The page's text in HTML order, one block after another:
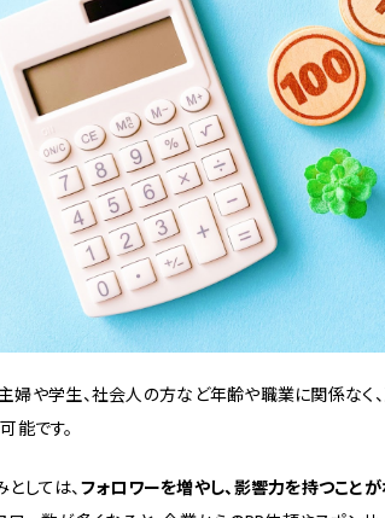
や学生、社会人の方など年齢や職業に関係なく
能です。
しては、フォロワーを増やし、影響力を持つこと